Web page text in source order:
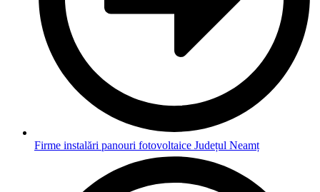
Firme instalări panouri fotovoltaice Județul Neamț